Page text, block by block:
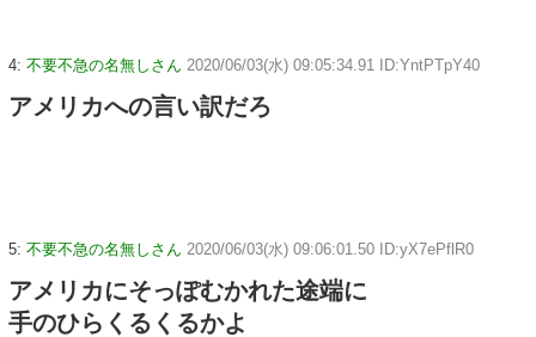
4: 不要不急の名無しさん 2020/06/03(水) 09:05:34.91 ID:YntPTpY40
アメリカへの言い訳だろ
5: 不要不急の名無しさん 2020/06/03(水) 09:06:01.50 ID:yX7ePflR0
アメリカにそっぽむかれた途端に
手のひらくるくるかよ